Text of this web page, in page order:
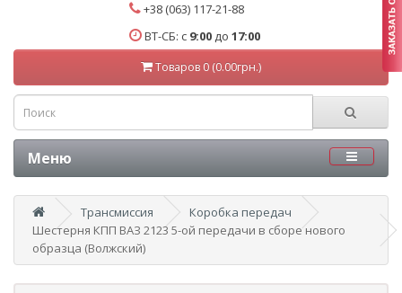
+38 (063) 117-21-88
ВТ-СБ: с 9:00 до 17:00
Товаров 0 (0.00грн.)
Меню
Трансмиссия
Коробка передач
Шестерня КПП ВАЗ 2123 5-ой передачи в сборе нового
образца (Волжский)